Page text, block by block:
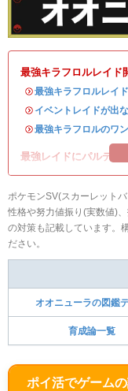
最強キラフロルレイド
・最強キラフロルレイ
・ イベントレイドが出
・最強キラフロルのワ
最強レイドにパルデア
ポケモンSV(スカーレット
性格や努力値振り(実数値)
の対策も記載しています。
ださい。
オオニューラの図鑑
育成論一覧
ポイ活でゲーム